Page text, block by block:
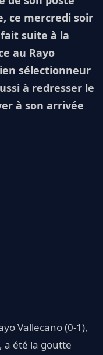
ce mercredi soir
suite à la
au Rayo
sélectionneur
à redresser le
à son arrivée
Vallecano (0-1),
a été la goutte